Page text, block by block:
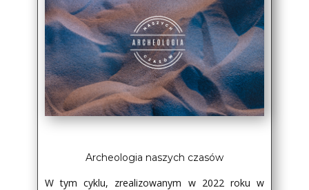
Archeologia naszych czasów
W tym cyklu, zrealizowanym w 2022 roku w